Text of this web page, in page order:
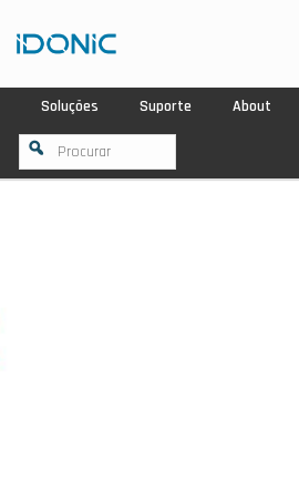
Soluções Suporte About